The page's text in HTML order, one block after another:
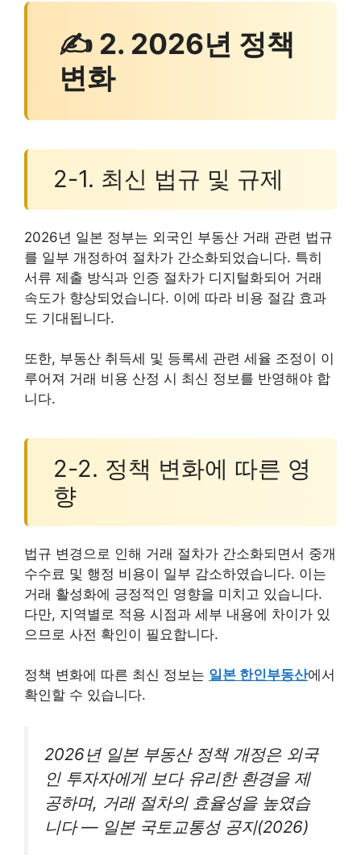
✍ 2. 2026년 정책
변화
2-1. 최신 법규 및 규제
2026년 일본 정부는 외국인 부동산 거래 관련 법규
를 일부 개정하여 절차가 간소화되었습니다. 특히
서류 제출 방식과 인증 절차가 디지털화되어 거래
속도가 향상되었습니다. 이에 따라 비용 절감 효과
도 기대됩니다.
또한, 부동산 취득세 및 등록세 관련 세율 조정이 이
루어져 거래 비용 산정 시 최신 정보를 반영해야 합
니다.
2-2. 정책 변화에 따른 영
향
법규 변경으로 인해 거래 절차가 간소화되면서 중개
수수료 및 행정 비용이 일부 감소하였습니다. 이는
거래 활성화에 긍정적인 영향을 미치고 있습니다.
다만, 지역별로 적용 시점과 세부 내용에 차이가 있
으므로 사전 확인이 필요합니다.
정책 변화에 따른 최신 정보는 일본 한인부동산에서
확인할 수 있습니다.
2026년 일본 부동산 정책 개정은 외국
인 투자자에게 보다 유리한 환경을 제
공하며, 거래 절차의 효율성을 높였습
니다 — 일본 국토교통성 공지(2026)